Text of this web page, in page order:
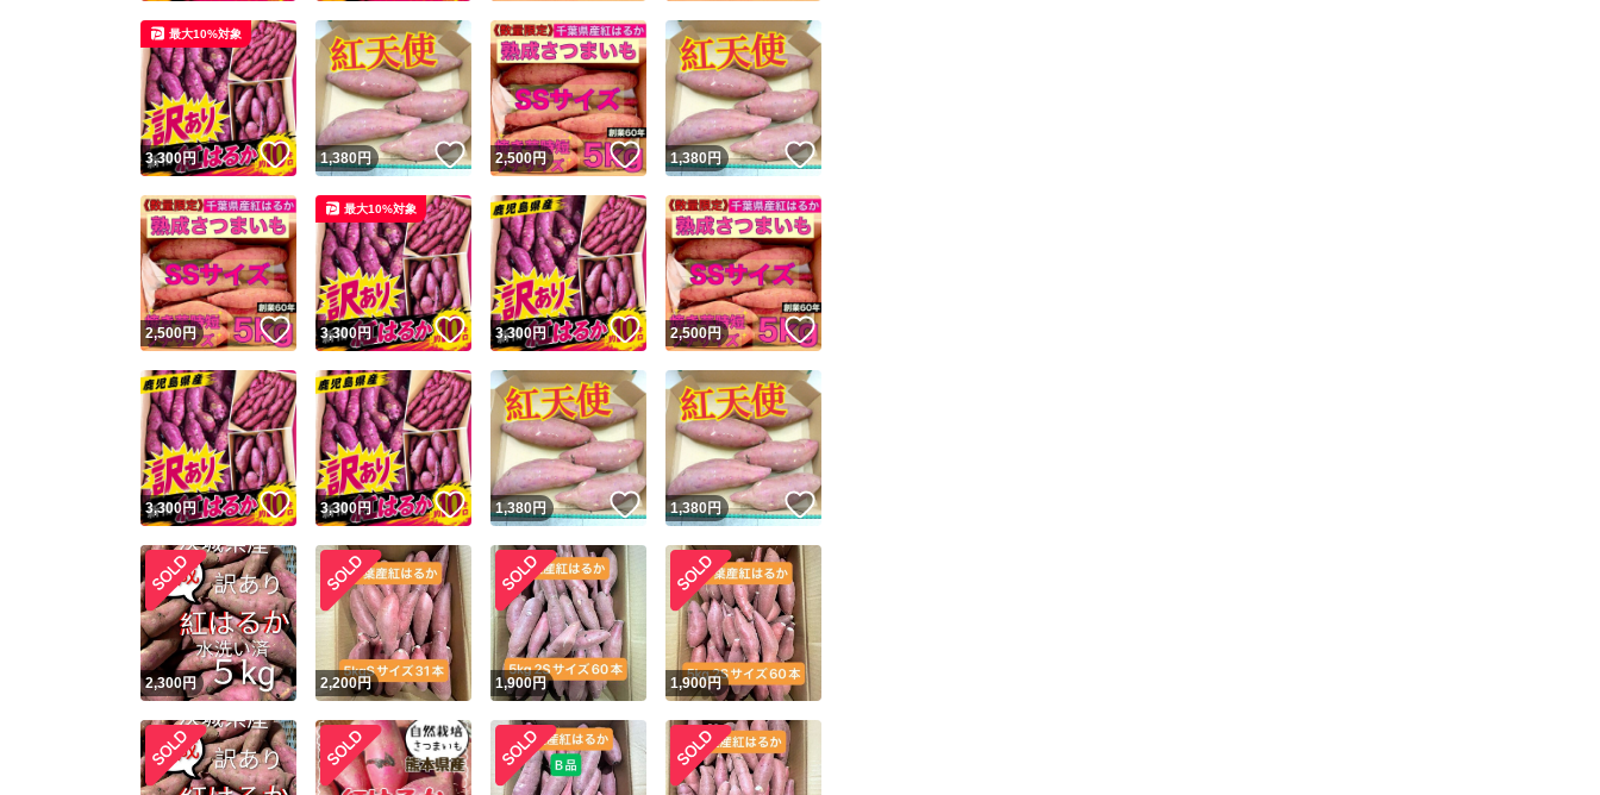
3,300円 いいね！
最大10%対象
1,380円 いいね！
2,500円 いいね！
1,380円 いいね！
2,500円 いいね！
3,300円 いいね！
最大10%対象
3,300円 いいね！
2,500円 いいね！
3,300円 いいね！
3,300円 いいね！
1,380円 いいね！
1,380円 いいね！
2,300円 2,200円 1,900円 1,900円